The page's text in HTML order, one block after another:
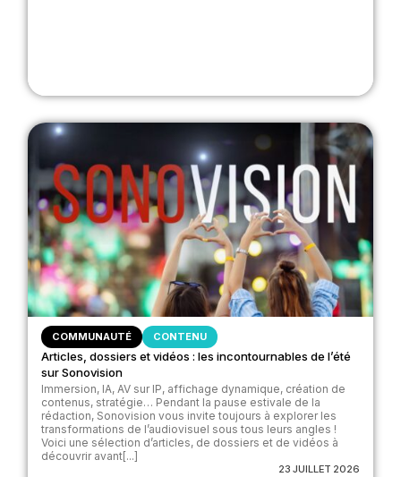
COMMUNAUTÉ CONTENU
Articles, dossiers et vidéos : les incontournables de l’été
sur Sonovision
Immersion, IA, AV sur IP, affichage dynamique, création de
contenus, stratégie… Pendant la pause estivale de la
rédaction, Sonovision vous invite toujours à explorer les
transformations de l’audiovisuel sous tous leurs angles !
Voici une sélection d’articles, de dossiers et de vidéos à
découvrir avant[...]
23 JUILLET 2026